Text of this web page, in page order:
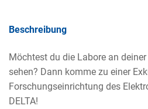
Beschreibung
Möchtest du die Labore an
sehen? Dann komme zu einer
Forschungseinrichtung des
DELTA!